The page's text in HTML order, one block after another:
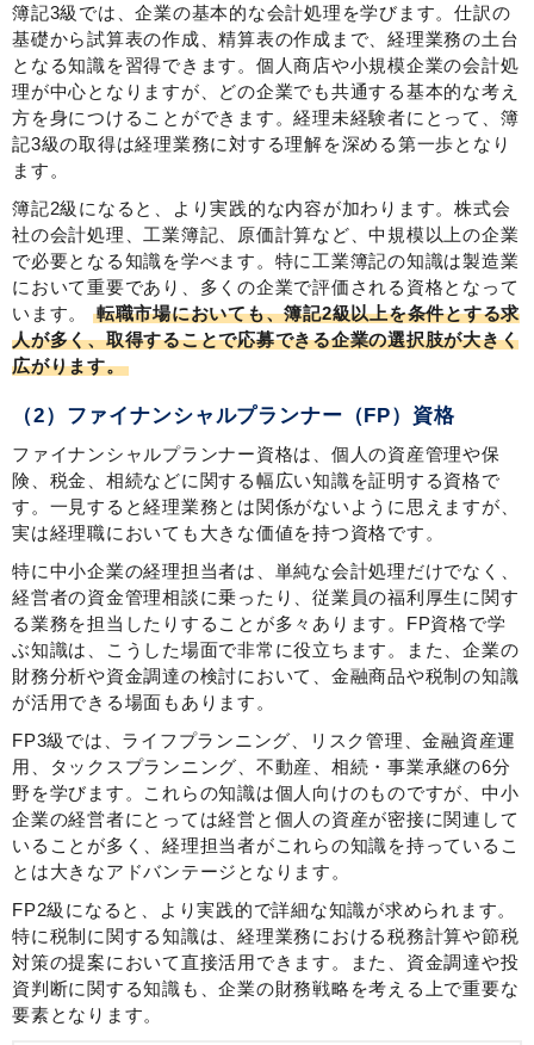
簿記3級では、企業の基本的な会計処理を学びます。仕訳の
基礎から試算表の作成、精算表の作成まで、経理業務の土台
となる知識を習得できます。個人商店や小規模企業の会計処
理が中心となりますが、どの企業でも共通する基本的な考え
方を身につけることができます。経理未経験者にとって、簿
記3級の取得は経理業務に対する理解を深める第一歩となり
ます。
簿記2級になると、より実践的な内容が加わります。株式会
社の会計処理、工業簿記、原価計算など、中規模以上の企業
で必要となる知識を学べます。特に工業簿記の知識は製造業
において重要であり、多くの企業で評価される資格となって
います。
転職市場においても、簿記2級以上を条件とする求
人が多く、取得することで応募できる企業の選択肢が大きく
広がります。
（2）ファイナンシャルプランナー（FP）資格
ファイナンシャルプランナー資格は、個人の資産管理や保
険、税金、相続などに関する幅広い知識を証明する資格で
す。一見すると経理業務とは関係がないように思えますが、
実は経理職においても大きな価値を持つ資格です。
特に中小企業の経理担当者は、単純な会計処理だけでなく、
経営者の資金管理相談に乗ったり、従業員の福利厚生に関す
る業務を担当したりすることが多々あります。FP資格で学
ぶ知識は、こうした場面で非常に役立ちます。また、企業の
財務分析や資金調達の検討において、金融商品や税制の知識
が活用できる場面もあります。
FP3級では、ライフプランニング、リスク管理、金融資産運
用、タックスプランニング、不動産、相続・事業承継の6分
野を学びます。これらの知識は個人向けのものですが、中小
企業の経営者にとっては経営と個人の資産が密接に関連して
いることが多く、経理担当者がこれらの知識を持っているこ
とは大きなアドバンテージとなります。
FP2級になると、より実践的で詳細な知識が求められます。
特に税制に関する知識は、経理業務における税務計算や節税
対策の提案において直接活用できます。また、資金調達や投
資判断に関する知識も、企業の財務戦略を考える上で重要な
要素となります。